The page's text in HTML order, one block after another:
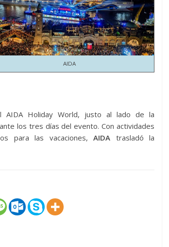
AIDA
AIDA Holiday World, justo al lado de la
los tres días del evento. Con actividades
para las vacaciones, AIDA trasladó la